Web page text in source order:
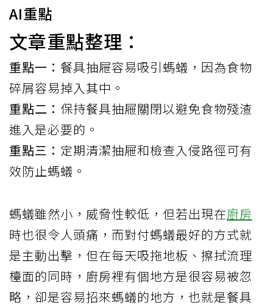
AI重點
文章重點整理：
重點一： 餐具抽屜容易吸引螞蟻，因為食物
碎屑容易掉入其中。
重點二： 保持餐具抽屜關閉以避免食物殘渣
進入是必要的。
重點三： 定期清潔抽屜和檢查入侵路徑可有
效防止螞蟻。
螞蟻雖然小，威脅性較低，但若出現在廚房
時也很令人頭痛，而對付螞蟻最好的方式就
是主動出擊，但在每天吸拖地板、擦拭流理
檯面的同時，廚房裡有個地方是很容易被忽
略，卻是容易招來螞蟻的地方，也就是餐具